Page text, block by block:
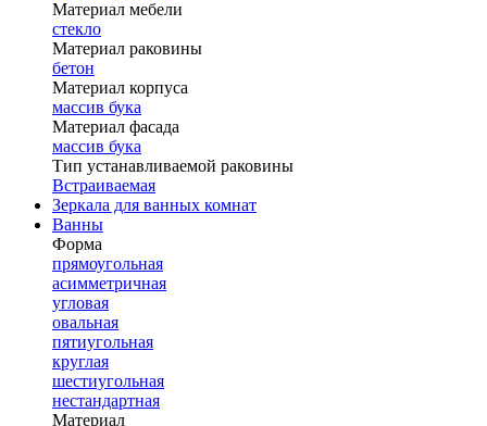
Материал мебели
стекло
Материал раковины
бетон
Материал корпуса
массив бука
Материал фасада
массив бука
Тип устанавливаемой раковины
Встраиваемая
Зеркала для ванных комнат
Ванны
Форма
прямоугольная
асимметричная
угловая
овальная
пятиугольная
круглая
шестиугольная
нестандартная
Материал